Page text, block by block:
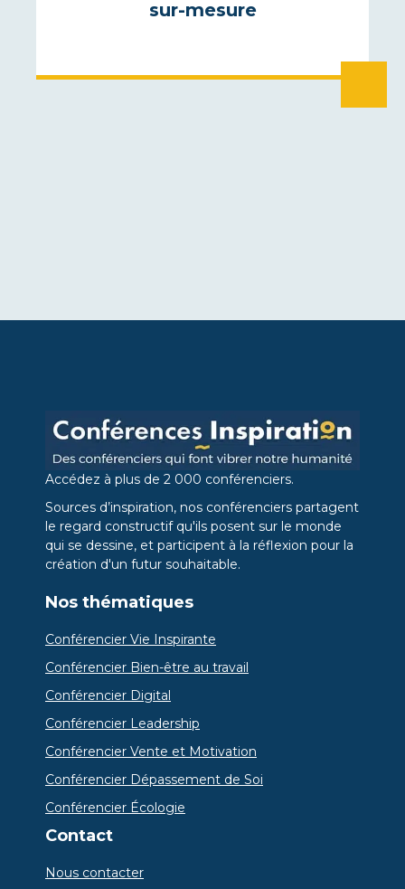
sur-mesure
Accédez à plus de 2 000 conférenciers.
Sources d’inspiration, nos conférenciers partagent
le regard constructif qu'ils posent sur le monde
qui se dessine, et participent à la réflexion pour la
création d'un futur souhaitable.
Nos thématiques
Conférencier Vie Inspirante
Conférencier Bien-être au travail
Conférencier Digital
Conférencier Leadership
Conférencier Vente et Motivation
Conférencier Dépassement de Soi
Conférencier Écologie
Contact
Nous contacter